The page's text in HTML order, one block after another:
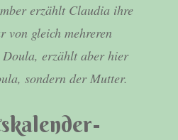
erzählt Claudia ihre
von gleich mehreren
erzählt aber hier
sondern der Mutter.